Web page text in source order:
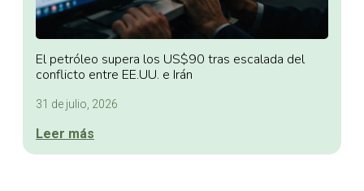
El petróleo supera los US$90 tras escalada del
conflicto entre EE.UU. e Irán
31 de julio, 2026
Leer más